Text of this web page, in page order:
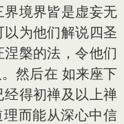
境界皆是虚妄无
为他们解说四圣
槃的法，令他们
然后在 如来座下
得初禅及以上禅
理而能从深心中信